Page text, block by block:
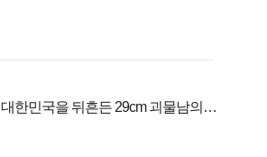
대한민국을 뒤흔든 29cm 괴물남의